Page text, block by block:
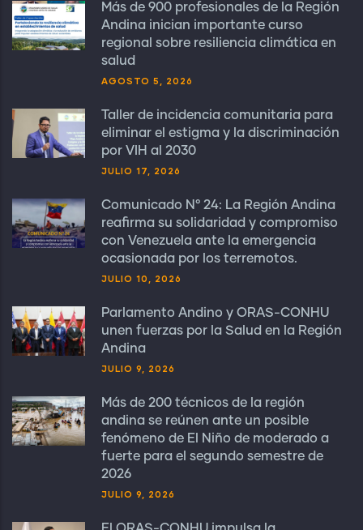
Más de 900 profesionales de la Región
Andina inician importante curso
regional sobre resiliencia climática en
salud
AGOSTO 5, 2026
Taller de incidencia comunitaria para
eliminar el estigma y la discriminación
por VIH al 2030
JULIO 17, 2026
Comunicado N° 24: La Región Andina
reafirma su solidaridad y compromiso
con Venezuela ante la emergencia
ocasionada por los terremotos.
JULIO 10, 2026
Parlamento Andino y ORAS-CONHU
unen fuerzas por la Salud en la Región
Andina
JULIO 9, 2026
Más de 200 técnicos de la región
andina se reúnen ante un posible
fenómeno de El Niño de moderado a
fuerte para el segundo semestre de
2026
JULIO 9, 2026